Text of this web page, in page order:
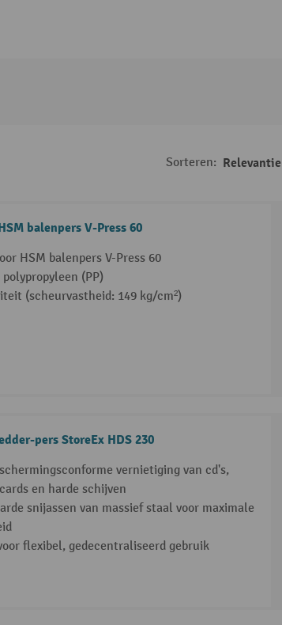
Sorteren: Relevantie
balenpers V-Press 60
HSM balenpers V-Press 60
(PP)
(scheurvastheid: 149 kg/cm²)
pers StoreEx HDS 230
vernietiging van cd's,
en harde schijven
snijassen van massief staal voor maximale
flexibel, gedecentraliseerd gebruik